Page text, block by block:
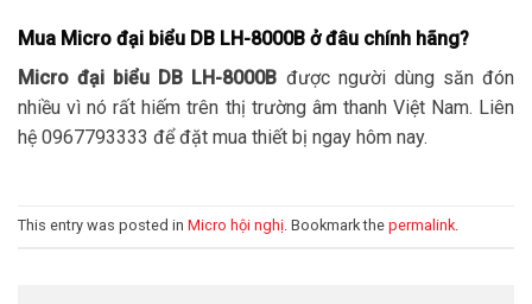
Mua Micro đại biểu DB LH-8000B ở đâu chính hãng?
Micro đại biểu DB LH-8000B được người dùng săn đón
nhiều vì nó rất hiếm trên thị trường âm thanh Việt Nam. Liên
hệ 0967793333 để đặt mua thiết bị ngay hôm nay.
This entry was posted in Micro hội nghị. Bookmark the permalink.